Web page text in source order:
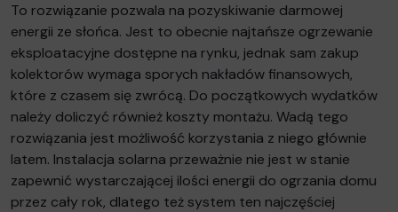
To rozwiązanie pozwala na pozyskiwanie darmowej
energii ze słońca. Jest to obecnie najtańsze ogrzewanie
eksploatacyjne dostępne na rynku, jednak sam zakup
kolektorów wymaga sporych nakładów finansowych,
które z czasem się zwrócą. Do początkowych wydatków
należy doliczyć również koszty montażu. Wadą tego
rozwiązania jest możliwość korzystania z niego głównie
latem. Instalacja solarna przeważnie nie jest w stanie
zapewnić wystarczającej ilości energii do ogrzania domu
przez cały rok, dlatego też system ten najczęściej